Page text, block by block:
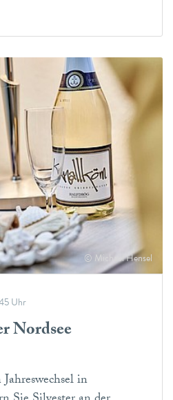
© Michael Hensel
Uhr
Nordsee
in